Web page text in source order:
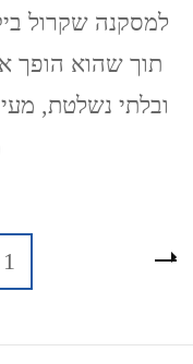
למסקנה שקרול
תוך שהוא הופך
ובלתי נשלטת,
Posts
pagination
1